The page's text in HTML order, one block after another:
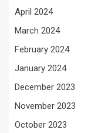
April 2024
March 2024
February 2024
January 2024
December 2023
November 2023
October 2023